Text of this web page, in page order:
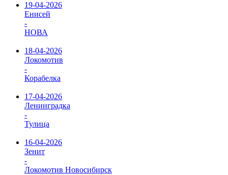
19-04-2026
Енисей
-
НОВА
18-04-2026
Локомотив
-
Корабелка
17-04-2026
Ленинградка
-
Тулица
16-04-2026
Зенит
-
Локомотив Новосибирск